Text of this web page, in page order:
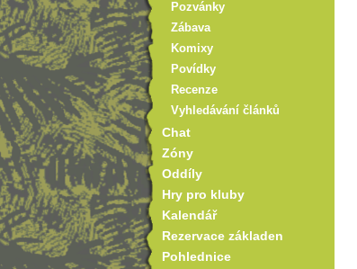
Pozvánky
Zábava
Komixy
Povídky
Recenze
Vyhledávání článků
Chat
Zóny
Oddíly
Hry pro kluby
Kalendář
Rezervace základen
Pohlednice